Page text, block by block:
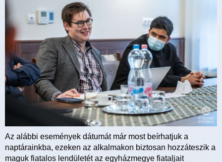
Az alábbi események dátumát már most beírhatjuk a
naptárainkba, ezeken az alkalmakon biztosan hozzáteszik a
maguk fiatalos lendületét az egyházmegye fiataljait